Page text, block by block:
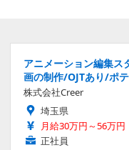
アニメーション編集
画の制作/OJTあり/ポ
株式会社Creer
埼玉県
月給30万円～56万円
正社員